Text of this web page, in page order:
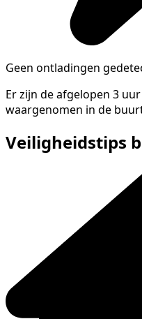
Geen ontladingen
Er zijn de afgelopen 3
waargenomen in de
Veiligheidstips